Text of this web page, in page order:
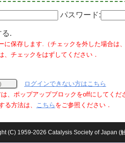
パスワード:
.
に保存します.（チェックを外した場合は
、チェックをはずしてください．
ログインできない方はこちら
、ポップアップブロックをoffにしてくだ
る方法は、 こちら をご参照ください．
(C) 1959-2026 Catalysis Society of Japan (